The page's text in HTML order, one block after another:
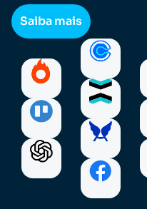
Saiba mais